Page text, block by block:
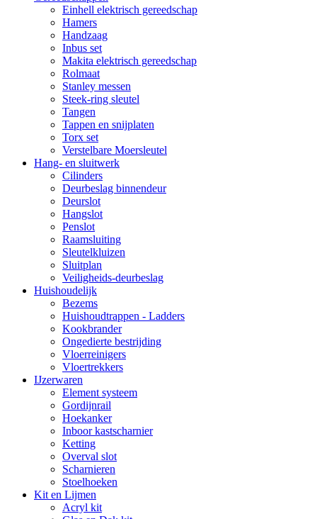
Einhell elektrisch gereedschap
Hamers
Handzaag
Inbus set
Makita elektrisch gereedschap
Rolmaat
Stanley messen
Steek-ring sleutel
Tangen
Tappen en snijplaten
Torx set
Verstelbare Moersleutel
Hang- en sluitwerk
Cilinders
Deurbeslag binnendeur
Deurslot
Hangslot
Penslot
Raamsluiting
Sleutelkluizen
Sluitplan
Veiligheids-deurbeslag
Huishoudelijk
Bezems
Huishoudtrappen - Ladders
Kookbrander
Ongedierte bestrijding
Vloerreinigers
Vloertrekkers
IJzerwaren
Element systeem
Gordijnrail
Hoekanker
Inboor kastscharnier
Ketting
Overval slot
Scharnieren
Stoelhoeken
Kit en Lijmen
Acryl kit